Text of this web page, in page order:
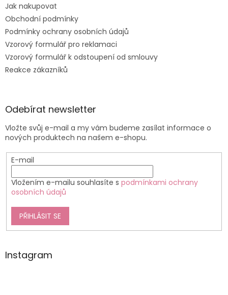
Jak nakupovat
Obchodní podmínky
Podmínky ochrany osobních údajů
Vzorový formulář pro reklamaci
Vzorový formulář k odstoupení od smlouvy
Reakce zákazníků
Odebírat newsletter
Vložte svůj e-mail a my vám budeme zasílat informace o
nových produktech na našem e-shopu.
E-mail
Vložením e-mailu souhlasíte s podmínkami ochrany
osobních údajů
PŘIHLÁSIT SE
Instagram